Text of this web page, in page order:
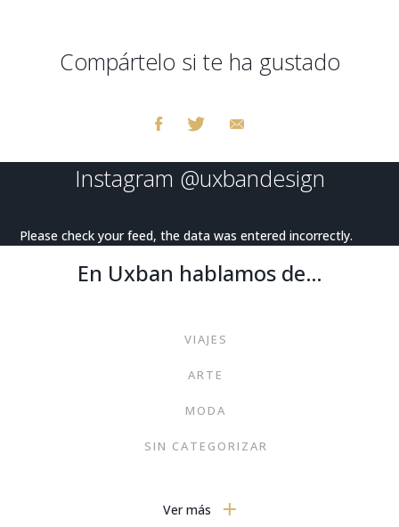
Compártelo si te ha gustado
Instagram @uxbandesign
Please check your feed, the data was entered incorrectly.
En Uxban hablamos de…
VIAJES
ARTE
MODA
SIN CATEGORIZAR
NOTICIAS
Ver más